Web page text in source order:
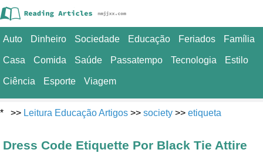
Auto Dinheiro Sociedade Educação Feriados Família
Casa Comida Saúde Passatempo Tecnologia Estilo
Ciência Esporte Viagem
* >> Leitura Educação Artigos >> society >> etiqueta
Dress Code Etiquette Por Black Tie Attire